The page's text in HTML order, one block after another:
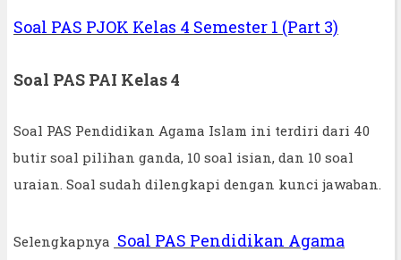
Soal PAS PJOK Kelas 4 Semester 1 (Part 3)
Soal PAS PAI Kelas 4
Soal PAS Pendidikan Agama Islam ini terdiri dari 40
butir soal pilihan ganda, 10 soal isian, dan 10 soal
uraian. Soal sudah dilengkapi dengan kunci jawaban.
Selengkapnya Soal PAS Pendidikan Agama